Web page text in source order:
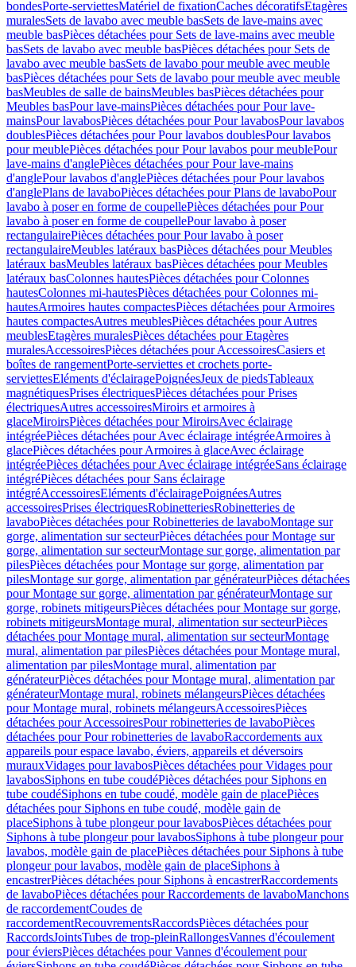
bondesPorte-serviettesMatériel de fixationCaches décoratifsEtagères
muralesSets de lavabo avec meuble basSets de lave-mains avec
meuble basPièces détachées pour Sets de lave-mains avec meuble
basSets de lavabo avec meuble basPièces détachées pour Sets de
lavabo avec meuble basSets de lavabo pour meuble avec meuble
basPièces détachées pour Sets de lavabo pour meuble avec meuble
basMeubles de salle de bainsMeubles basPièces détachées pour
Meubles basPour lave-mainsPièces détachées pour Pour lave-
mainsPour lavabosPièces détachées pour Pour lavabosPour lavabos
doublesPièces détachées pour Pour lavabos doublesPour lavabos
pour meublePièces détachées pour Pour lavabos pour meublePour
lave-mains d'anglePièces détachées pour Pour lave-mains
d'anglePour lavabos d'anglePièces détachées pour Pour lavabos
d'anglePlans de lavaboPièces détachées pour Plans de lavaboPour
lavabo à poser en forme de coupellePièces détachées pour Pour
lavabo à poser en forme de coupellePour lavabo à poser
rectangulairePièces détachées pour Pour lavabo à poser
rectangulaireMeubles latéraux basPièces détachées pour Meubles
latéraux basMeubles latéraux basPièces détachées pour Meubles
latéraux basColonnes hautesPièces détachées pour Colonnes
hautesColonnes mi-hautesPièces détachées pour Colonnes mi-
hautesArmoires hautes compactesPièces détachées pour Armoires
hautes compactesAutres meublesPièces détachées pour Autres
meublesEtagères muralesPièces détachées pour Etagères
muralesAccessoiresPièces détachées pour AccessoiresCasiers et
boîtes de rangementPorte-serviettes et crochets porte-
serviettesEléments d'éclairagePoignéesJeux de piedsTableaux
magnétiquesPrises électriquesPièces détachées pour Prises
électriquesAutres accessoiresMiroirs et armoires à
glaceMiroirsPièces détachées pour MiroirsAvec éclairage
intégréePièces détachées pour Avec éclairage intégréeArmoires à
glacePièces détachées pour Armoires à glaceAvec éclairage
intégréePièces détachées pour Avec éclairage intégréeSans éclairage
intégréPièces détachées pour Sans éclairage
intégréAccessoiresEléments d'éclairagePoignéesAutres
accessoiresPrises électriquesRobinetteriesRobinetteries de
lavaboPièces détachées pour Robinetteries de lavaboMontage sur
gorge, alimentation sur secteurPièces détachées pour Montage sur
gorge, alimentation sur secteurMontage sur gorge, alimentation par
pilesPièces détachées pour Montage sur gorge, alimentation par
pilesMontage sur gorge, alimentation par générateurPièces détachées
pour Montage sur gorge, alimentation par générateurMontage sur
gorge, robinets mitigeursPièces détachées pour Montage sur gorge,
robinets mitigeursMontage mural, alimentation sur secteurPièces
détachées pour Montage mural, alimentation sur secteurMontage
mural, alimentation par pilesPièces détachées pour Montage mural,
alimentation par pilesMontage mural, alimentation par
générateurPièces détachées pour Montage mural, alimentation par
générateurMontage mural, robinets mélangeursPièces détachées
pour Montage mural, robinets mélangeursAccessoiresPièces
détachées pour AccessoiresPour robinetteries de lavaboPièces
détachées pour Pour robinetteries de lavaboRaccordements aux
appareils pour espace lavabo, éviers, appareils et déversoirs
murauxVidages pour lavabosPièces détachées pour Vidages pour
lavabosSiphons en tube coudéPièces détachées pour Siphons en
tube coudéSiphons en tube coudé, modèle gain de placePièces
détachées pour Siphons en tube coudé, modèle gain de
placeSiphons à tube plongeur pour lavabosPièces détachées pour
Siphons à tube plongeur pour lavabosSiphons à tube plongeur pour
lavabos, modèle gain de placePièces détachées pour Siphons à tube
plongeur pour lavabos, modèle gain de placeSiphons à
encastrerPièces détachées pour Siphons à encastrerRaccordements
de lavaboPièces détachées pour Raccordements de lavaboManchons
de raccordementCoudes de
raccordementRecouvrementsRaccordsPièces détachées pour
RaccordsJointsTubes de trop-pleinRallongesVannes d'écoulement
pour éviersPièces détachées pour Vannes d'écoulement pour